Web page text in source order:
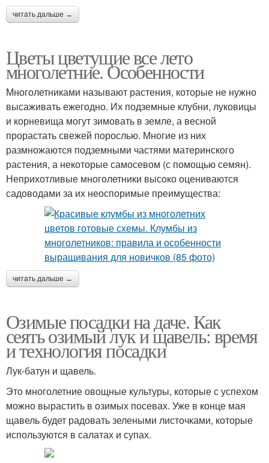
читать дальше →
Цветы цветущие все лето
многолетние. Особенности
Многолетниками называют растения, которые не нужно
высаживать ежегодно. Их подземные клубни, луковицы
и корневища могут зимовать в земле, а весной
прорастать свежей порослью. Многие из них
размножаются подземными частями материнского
растения, а некоторые самосевом (с помощью семян).
Неприхотливые многолетники высоко оцениваются
садоводами за их неоспоримые преимущества:
читать дальше →
Озимые посадки на даче. Как
сеять озимый лук и щавель: время
и технология посадки
Лук-батун и щавель.
Это многолетние овощные культуры, которые с успехом
можно вырастить в озимых посевах. Уже в конце мая
щавель будет радовать зелеными листочками, которые
используются в салатах и супах.